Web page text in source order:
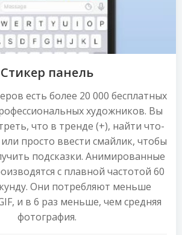
Стикер панель
есть более 20 000 бесплатных
художников. Вы
что в тренде (+), найти что-
просто ввести смайлик, чтобы
подсказки. Анимированные
с плавной частотой 60
Они потребляют меньше
и в 6 раз меньше, чем средняя
фотография.